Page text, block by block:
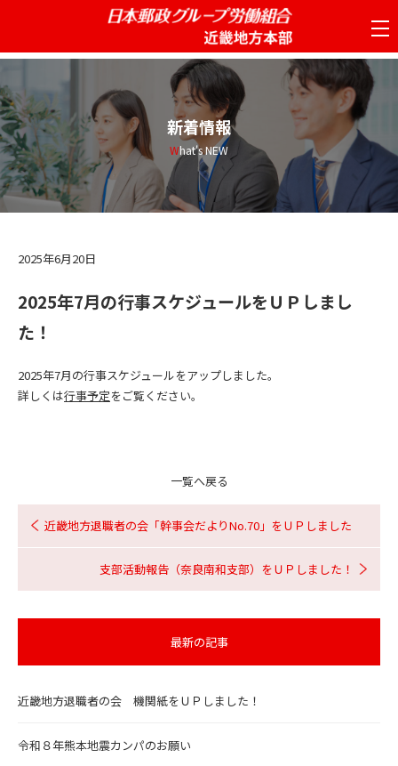
新着情報
What's NEW
2025年6月20日
2025年7月の行事スケジュールをＵＰしまし
た！
2025年7月の行事スケジュールをアップしました。
詳しくは行事予定をご覧ください。
一覧へ戻る
近畿地方退職者の会「幹事会だよりNo.70」をＵＰしました
支部活動報告（奈良南和支部）をＵＰしました！
最新の記事
近畿地方退職者の会 機関紙をＵＰしました！
令和８年熊本地震カンパのお願い